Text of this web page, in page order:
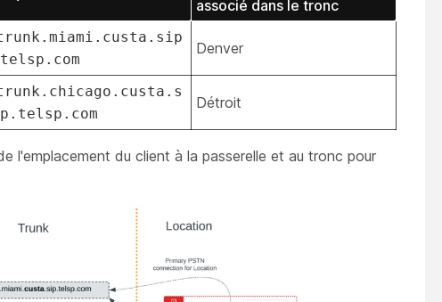
associé dans le tronc
Denver
Détroit
l'emplacement du client à la passerelle et au tronc pour